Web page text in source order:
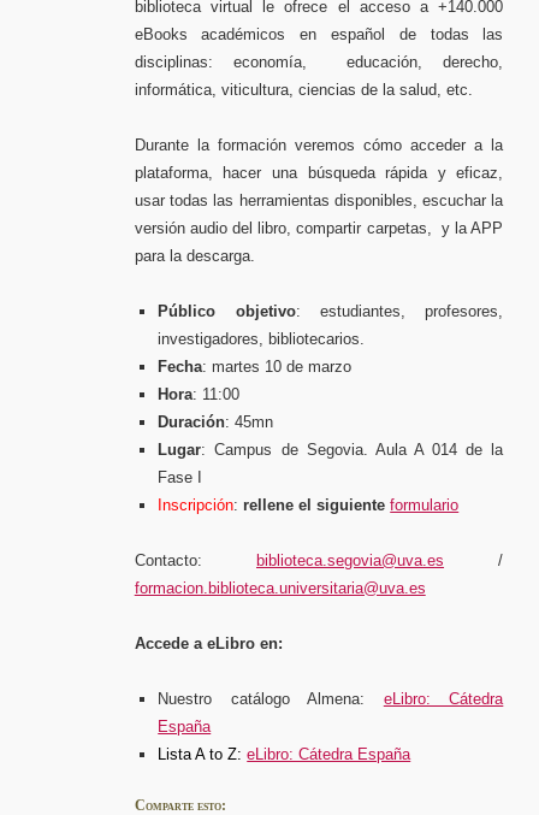
biblioteca virtual le ofrece el acceso a +140.000
eBooks académicos en español de todas las
disciplinas: economía, educación, derecho,
informática, viticultura, ciencias de la salud, etc.
Durante la formación veremos cómo acceder a la
plataforma, hacer una búsqueda rápida y eficaz,
usar todas las herramientas disponibles, escuchar la
versión audio del libro, compartir carpetas, y la APP
para la descarga.
Público objetivo: estudiantes, profesores,
investigadores, bibliotecarios.
Fecha: martes 10 de marzo
Hora: 11:00
Duración: 45mn
Lugar: Campus de Segovia. Aula A 014 de la
Fase I
Inscripción:rellene el siguiente formulario
Contacto: biblioteca.segovia@uva.es /
formacion.biblioteca.universitaria@uva.es
Accede a eLibro en:
Nuestro catálogo Almena: eLibro: Cátedra
España
Lista A to Z:eLibro: Cátedra España
Comparte esto: